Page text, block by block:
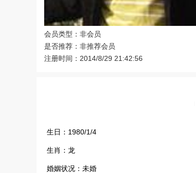
会员类型：非会员
是否推荐：非推荐会员
注册时间：2014/8/29 21:42:56
生日：1980/1/4
生肖：龙
婚姻状况：未婚